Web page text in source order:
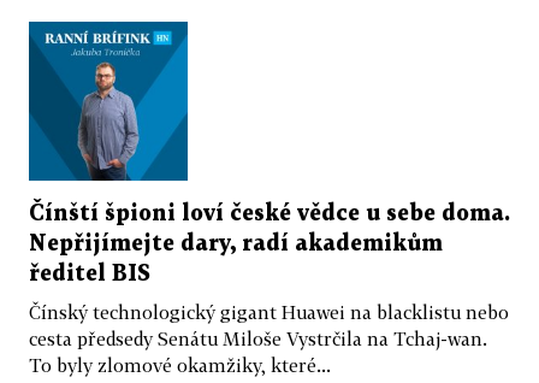
Čínští špioni loví české vědce u sebe doma.
Nepřijímejte dary, radí akademikům
ředitel BIS
Čínský technologický gigant Huawei na blacklistu nebo
cesta předsedy Senátu Miloše Vystrčila na Tchaj-wan.
To byly zlomové okamžiky, které...